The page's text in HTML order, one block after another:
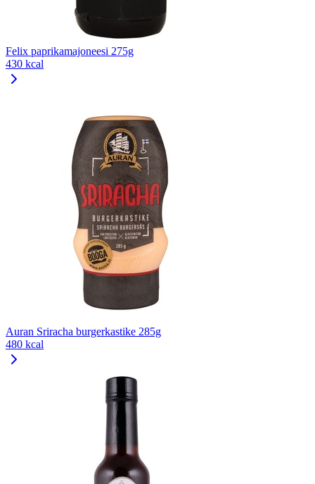
Felix paprikamajoneesi 275g
430 kcal
Auran Sriracha burgerkastike 285g
480 kcal